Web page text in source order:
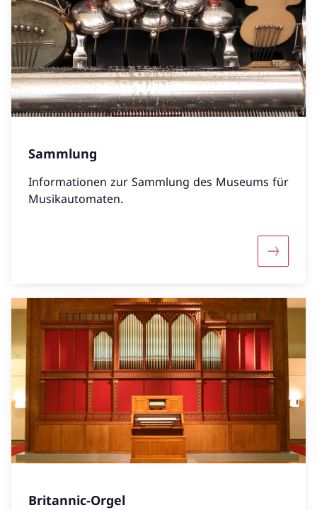
Sammlung
Informationen zur Sammlung des Museums für
Musikautomaten.
Mehr
Britannic-Orgel